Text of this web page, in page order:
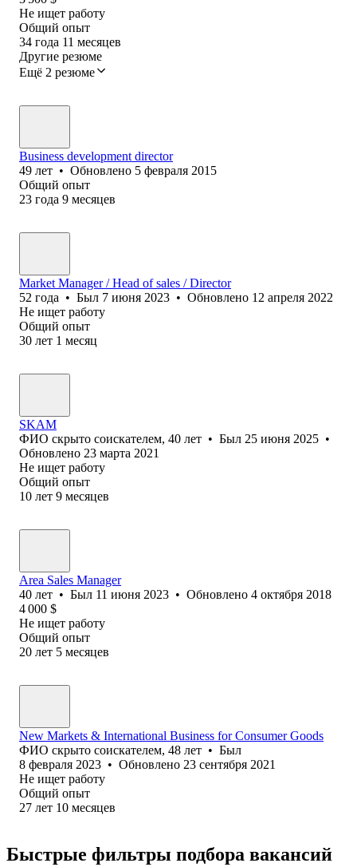
Не ищет работу
Общий опыт
34 года 11 месяцев
Другие резюме
Ещё 2 резюме
Business development director
49 лет • Обновлено 5 февраля 2015
Общий опыт
23 года 9 месяцев
Market Manager / Head of sales / Director
52 года • Был 7 июня 2023 • Обновлено 12 апреля 2022
Не ищет работу
Общий опыт
30 лет 1 месяц
SKAM
ФИО скрыто соискателем, 40 лет • Был 25 июня 2025 •
Обновлено 23 марта 2021
Не ищет работу
Общий опыт
10 лет 9 месяцев
Area Sales Manager
40 лет • Был 11 июня 2023 • Обновлено 4 октября 2018
4 000 $
Не ищет работу
Общий опыт
20 лет 5 месяцев
New Markets & International Business for Consumer Goods
ФИО скрыто соискателем, 48 лет • Был
8 февраля 2023 • Обновлено 23 сентября 2021
Не ищет работу
Общий опыт
27 лет 10 месяцев
Быстрые фильтры подбора вакансий